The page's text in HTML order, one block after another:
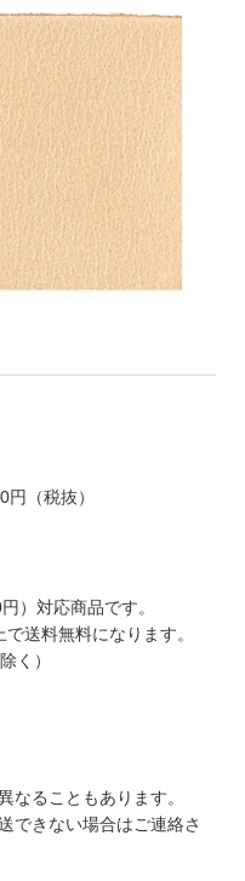
（税抜）
）対応商品です。
送料無料になります。
く）
なることもあります。
できない場合はご連絡さ